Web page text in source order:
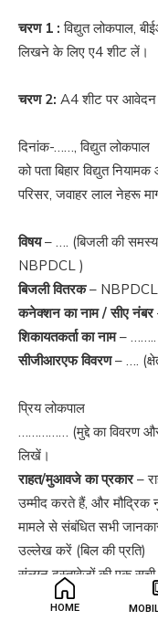
चरण 1 : विद्युत लोकपाल,
लिखने के लिए ए4 शीट लें।
चरण 2: A4 शीट पर आवेदन
दिनांक-……, विद्युत लोकपाल
को पता बिहार विद्युत
परिसर, जवाहर लाल नेहरू
विषय– …. (बिजली की
NBPDCL )
बिजली वितरक– NBPDCL
कनेक्शन का नाम / सीए नंबर
शिकायतकर्ता का नाम– ……..
सीजीआरएफ विवरण– ….
प्रिय लोकपाल
…………… (मुद्दे का विवरण और
लिखें।
राहत/मुआवजे का प्रकार–
उम्मीद करते हैं, और मौद्रिक
मामले से संबंधित सभी
उल्लेख करें (बिल की प्रति)
संलग्न दस्तावेजों की एक
HOME